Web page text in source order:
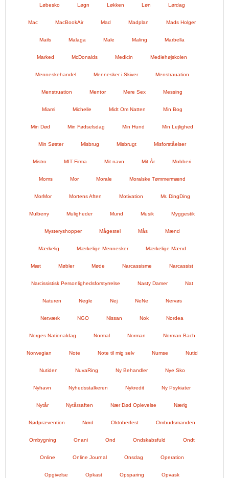
Løbesko Løgn Løkken Løn Lørdag
Mac MacBookAir Mad Madplan Mads Holger
Mails Malaga Male Maling Marbella
Marked McDonalds Medicin Mediehøjskolen
Menneskehandel Mennesker i Skiver Menstrauation
Menstruation Mentor Mere Sex Messing
Miami Michelle Midt Om Natten Min Bog
Min Død Min Fødselsdag Min Hund Min Lejlighed
Min Søster Misbrug Misbrugt Misforståelser
Mistro MIT Firma Mit navn Mit År Mobberi
Moms Mor Morale Moralske Tømmermænd
MorMor Mortens Aften Motivation Mr. DingDing
Mulberry Muligheder Mund Musik Myggestik
Mysteryshopper Mågestel Mås Mænd
Mærkelig Mærkelige Mennesker Mærkelige Mænd
Mæt Møbler Møde Narcassisme Narcassist
Narcissistisk Personlighedsforstyrrelse Nasty Damer Nat
Naturen Negle Nej NeNe Nervøs
Netværk NGO Nissan Nok Nordea
Norges Nationaldag Normal Norman Norman Bach
Norwegian Note Note til mig selv Numse Nutid
Nutiden NuvaRing Ny Behandler Nye Sko
Nyhavn Nyhedsstalkeren Nykredit Ny Psykiater
Nytår Nytårsaften Nær Død Oplevelse Nærig
Nødprævention Nørd Oktoberfest Ombudsmanden
Ombygning Onani Ond Ondskabsfuld Ondt
Online Online Journal Onsdag Operation
Opgivelse Opkast Opsparing Opvask